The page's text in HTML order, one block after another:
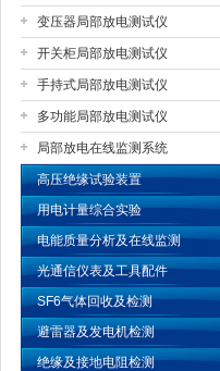
变压器局部放电测试仪
开关柜局部放电测试仪
手持式局部放电测试仪
多功能局部放电测试仪
局部放电在线监测系统
高压绝缘试验装置
用电计量综合实验
电能质量分析及在线监测
光通信仪表及工具配件
SF6气体回收及检测
避雷器及发电机检测
绝缘及接地电阻检测